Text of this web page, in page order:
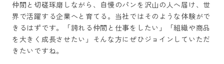
仲間と切磋琢磨しながら、自慢のパンを沢山の人へ届け、世
界で活躍する企業へと育てる。当社ではそのような体験がで
きるはずです。「誇れる仲間と仕事をしたい」「組織や商品
を大きく成長させたい」そんな方にぜひジョインしていただ
きたいですね。